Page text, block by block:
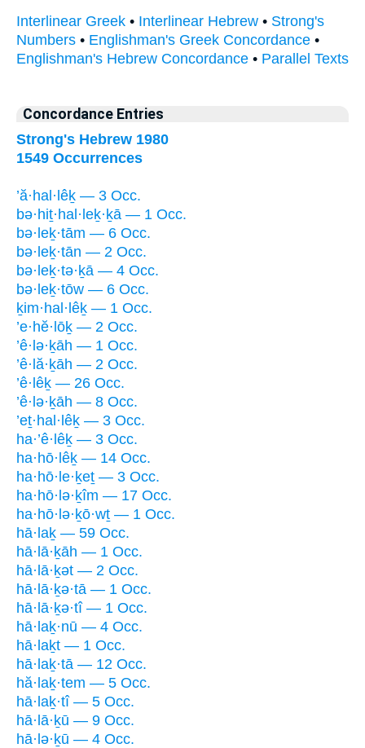
Interlinear Greek • Interlinear Hebrew • Strong's
Numbers • Englishman's Greek Concordance •
Englishman's Hebrew Concordance • Parallel Texts
Concordance Entries
Strong's Hebrew 1980
1549 Occurrences
’ă·hal·lêḵ — 3 Occ.
bə·hiṯ·hal·leḵ·ḵā — 1 Occ.
bə·leḵ·tām — 6 Occ.
bə·leḵ·tān — 2 Occ.
bə·leḵ·tə·ḵā — 4 Occ.
bə·leḵ·tōw — 6 Occ.
ḵim·hal·lêḵ — 1 Occ.
’e·hĕ·lōḵ — 2 Occ.
’ê·lə·ḵāh — 1 Occ.
’ê·lă·ḵāh — 2 Occ.
’ê·lêḵ — 26 Occ.
’ê·lə·ḵāh — 8 Occ.
’eṯ·hal·lêḵ — 3 Occ.
ha·’ê·lêḵ — 3 Occ.
ha·hō·lêḵ — 14 Occ.
ha·hō·le·ḵeṯ — 3 Occ.
ha·hō·lə·ḵîm — 17 Occ.
ha·hō·lə·ḵō·wṯ — 1 Occ.
hā·laḵ — 59 Occ.
hā·lā·ḵāh — 1 Occ.
hā·lā·ḵət — 2 Occ.
hā·lā·ḵə·tā — 1 Occ.
hā·lā·ḵə·tî — 1 Occ.
hā·laḵ·nū — 4 Occ.
hā·laḵt — 1 Occ.
hā·laḵ·tā — 12 Occ.
hă·laḵ·tem — 5 Occ.
hā·laḵ·tî — 5 Occ.
hā·lā·ḵū — 9 Occ.
hā·lə·ḵū — 4 Occ.